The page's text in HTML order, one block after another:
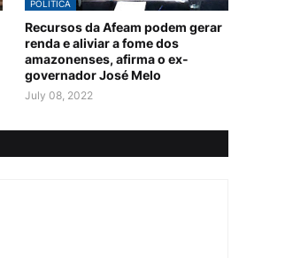
POLÍTICA
Recursos da Afeam podem gerar
renda e aliviar a fome dos
amazonenses, afirma o ex-
governador José Melo
July 08, 2022